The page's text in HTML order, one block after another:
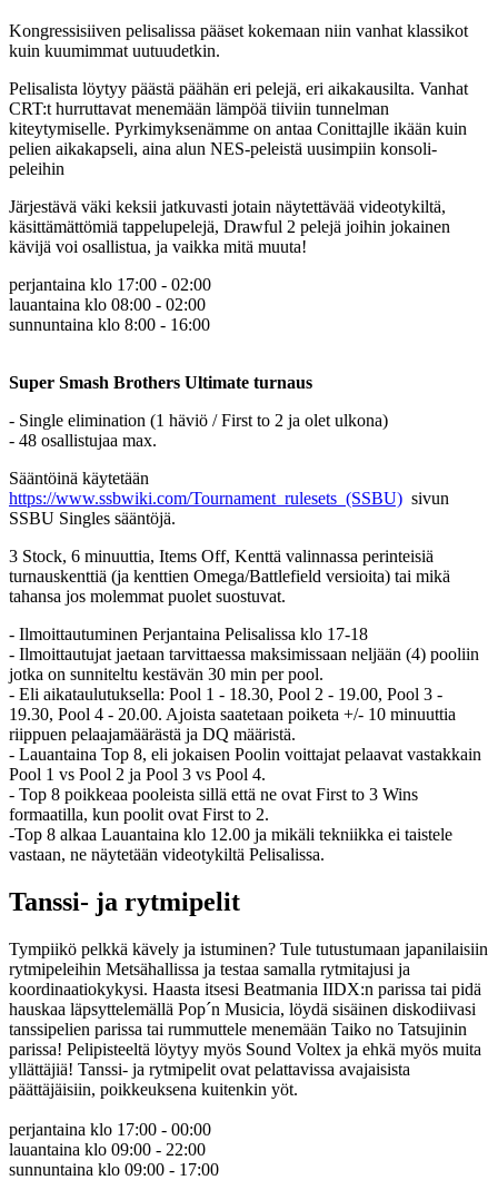
Kongressisiiven pelisalissa pääset kokemaan niin vanhat klassikot
kuin kuumimmat uutuudetkin.
Pelisalista löytyy päästä päähän eri pelejä, eri aikakausilta. Vanhat
CRT:t hurruttavat menemään lämpöä tiiviin tunnelman
kiteytymiselle. Pyrkimyksenämme on antaa Conittajlle ikään kuin
pelien aikakapseli, aina alun NES-peleistä uusimpiin konsoli-
peleihin
Järjestävä väki keksii jatkuvasti jotain näytettävää videotykiltä,
käsittämättömiä tappelupelejä, Drawful 2 pelejä joihin jokainen
kävijä voi osallistua, ja vaikka mitä muuta!
perjantaina klo 17:00 - 02:00
lauantaina klo 08:00 - 02:00
sunnuntaina klo 8:00 - 16:00
Super Smash Brothers Ultimate turnaus
- Single elimination (1 häviö / First to 2 ja olet ulkona)
- 48 osallistujaa max.
Sääntöinä käytetään
https://www.ssbwiki.com/Tournament_rulesets_(SSBU) sivun
SSBU Singles sääntöjä.
3 Stock, 6 minuuttia, Items Off, Kenttä valinnassa perinteisiä
turnauskenttiä (ja kenttien Omega/Battlefield versioita) tai mikä
tahansa jos molemmat puolet suostuvat.
- Ilmoittautuminen Perjantaina Pelisalissa klo 17-18
- Ilmoittautujat jaetaan tarvittaessa maksimissaan neljään (4) pooliin
jotka on sunniteltu kestävän 30 min per pool.
- Eli aikataulutuksella: Pool 1 - 18.30, Pool 2 - 19.00, Pool 3 -
19.30, Pool 4 - 20.00. Ajoista saatetaan poiketa +/- 10 minuuttia
riippuen pelaajamäärästä ja DQ määristä.
- Lauantaina Top 8, eli jokaisen Poolin voittajat pelaavat vastakkain
Pool 1 vs Pool 2 ja Pool 3 vs Pool 4.
- Top 8 poikkeaa pooleista sillä että ne ovat First to 3 Wins
formaatilla, kun poolit ovat First to 2.
-Top 8 alkaa Lauantaina klo 12.00 ja mikäli tekniikka ei taistele
vastaan, ne näytetään videotykiltä Pelisalissa.
Tanssi- ja rytmipelit
Tympiikö pelkkä kävely ja istuminen? Tule tutustumaan japanilaisiin
rytmipeleihin Metsähallissa ja testaa samalla rytmitajusi ja
koordinaatiokykysi. Haasta itsesi Beatmania IIDX:n parissa tai pidä
hauskaa läpsyttelemällä Pop´n Musicia, löydä sisäinen diskodiivasi
tanssipelien parissa tai rummuttele menemään Taiko no Tatsujinin
parissa! Pelipisteeltä löytyy myös Sound Voltex ja ehkä myös muita
yllättäjiä! Tanssi- ja rytmipelit ovat pelattavissa avajaisista
päättäjäisiin, poikkeuksena kuitenkin yöt.
perjantaina klo 17:00 - 00:00
lauantaina klo 09:00 - 22:00
sunnuntaina klo 09:00 - 17:00